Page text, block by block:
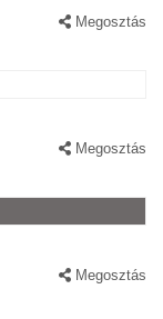
Megosztás
Megosztás
Megosztás